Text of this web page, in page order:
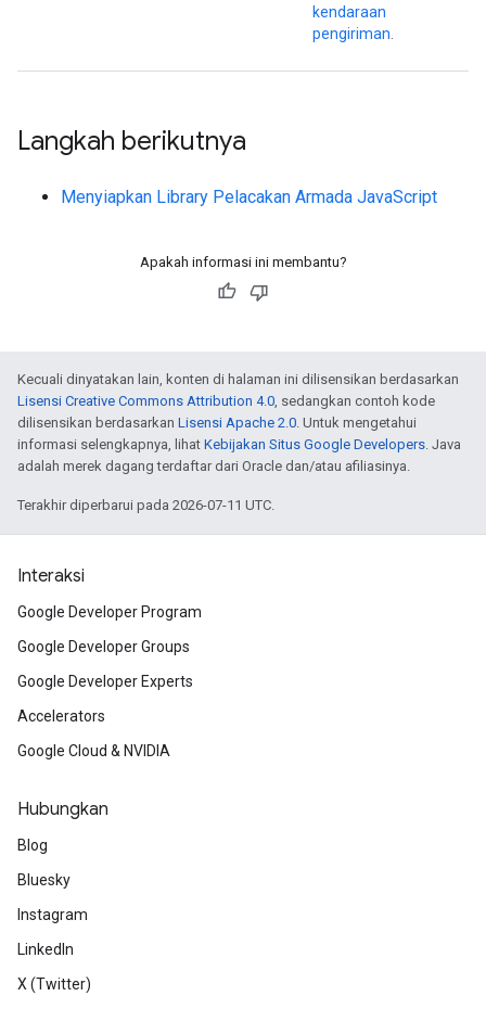
kendaraan
pengiriman
Langkah berikutnya
Menyiapkan Library Pelacakan Armada JavaScript
Apakah informasi ini membantu?
Kecuali dinyatakan lain, konten di halaman ini dilisensikan berdasarkan
Lisensi Creative Commons Attribution 4.0 , sedangkan contoh kode
dilisensikan berdasarkan Lisensi Apache 2.0 . Untuk mengetahui
informasi selengkapnya, lihat Kebijakan Situs Google Developers . Java
adalah merek dagang terdaftar dari Oracle dan/atau afiliasinya.
Terakhir diperbarui pada 2026-07-11 UTC.
Interaksi
Google Developer Program
Google Developer Groups
Google Developer Experts
Accelerators
Google Cloud & NVIDIA
Hubungkan
Blog
Bluesky
Instagram
LinkedIn
X (Twitter)